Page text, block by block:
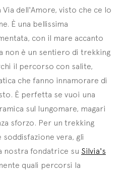
dell'Amore, visto che ce lo
È una bellissima
con il mare accanto
non è un sentiero di trekking
il percorso con salite,
che fanno innamorare di
È perfetta se vuoi una
sul lungomare, magari
sforzo. Per un trekking
vera, gli
nostra fondatrice su Silvia's
quali percorsi la